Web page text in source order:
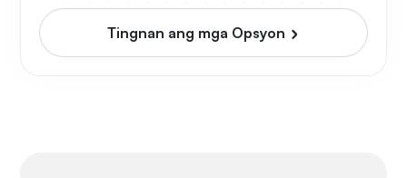
Tingnan ang mga Opsyon